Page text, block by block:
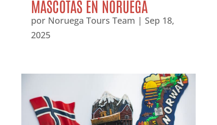
MASCOTAS EN NORUEGA
por Noruega Tours Team | Sep 18,
2025